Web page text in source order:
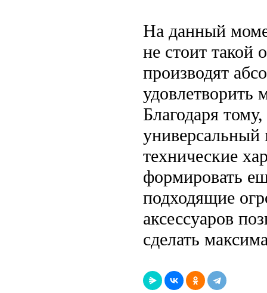
На данный
не стоит такой
производят
удовлетворить
Благодаря
универсальный
технические
формировать
подходящие
аксессуаров
сделать